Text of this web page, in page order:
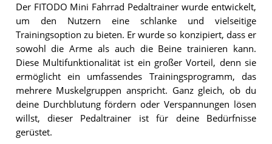
Der FITODO Mini Fahrrad Pedaltrainer wurde entwickelt,
um den Nutzern eine schlanke und vielseitige
Trainingsoption zu bieten. Er wurde so konzipiert, dass er
sowohl die Arme als auch die Beine trainieren kann.
Diese Multifunktionalität ist ein großer Vorteil, denn sie
ermöglicht ein umfassendes Trainingsprogramm, das
mehrere Muskelgruppen anspricht. Ganz gleich, ob du
deine Durchblutung fördern oder Verspannungen lösen
willst, dieser Pedaltrainer ist für deine Bedürfnisse
gerüstet.